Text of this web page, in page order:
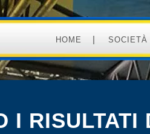
HOME SOCIETÀ
I